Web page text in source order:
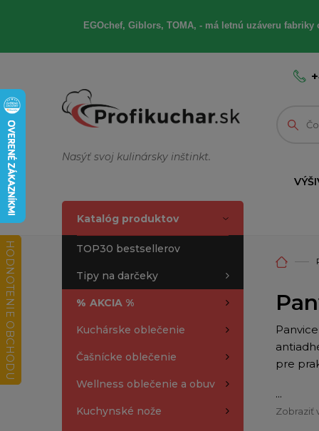
EGOchef, Giblors, TOMA, - má letnú uzáveru
Nasýť svoj kulinársky inštinkt.
Katalóg produktov
TOP30 bestsellerov
Tipy na darčeky
% AKCIA %
Kuchárske oblečenie
Čašnícke oblečenie
Wellness oblečenie a obuv
Kuchynské nože
pre
...
Zobraziť
HODNOTENIE OBCHODU